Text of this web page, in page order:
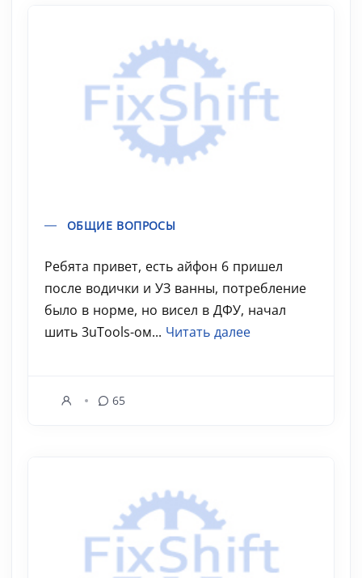
ОБЩИЕ ВОПРОСЫ
Ребята привет, есть айфон 6 пришел
после водички и УЗ ванны, потребление
было в норме, но висел в ДФУ, начал
шить 3uTools-ом... Читать далее
65